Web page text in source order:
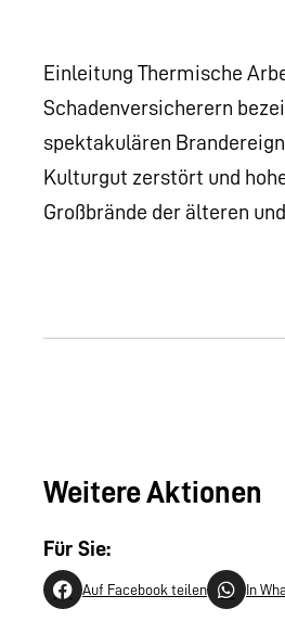
Einleitung Thermische
Schadenversicherern
spektakulären
Kulturgut zerstört und
Großbrände der älteren
Weitere Aktionen
Für Sie:
Auf Facebook teilen In